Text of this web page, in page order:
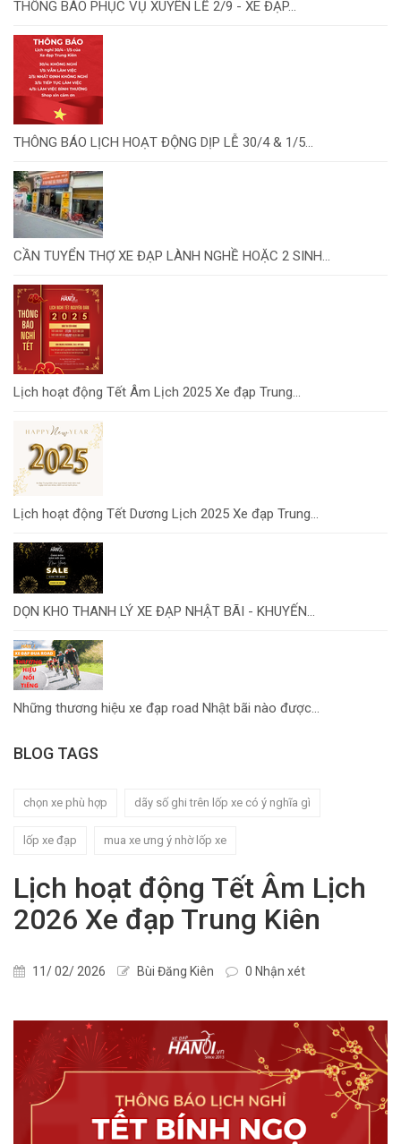
THÔNG BÁO PHỤC VỤ XUYÊN LỄ 2/9 - XE ĐẠP...
THÔNG BÁO LỊCH HOẠT ĐỘNG DỊP LỄ 30/4 & 1/5...
CẦN TUYỂN THỢ XE ĐẠP LÀNH NGHỀ HOẶC 2 SINH...
Lịch hoạt động Tết Âm Lịch 2025 Xe đạp Trung...
Lịch hoạt động Tết Dương Lịch 2025 Xe đạp Trung...
DỌN KHO THANH LÝ XE ĐẠP NHẬT BÃI - KHUYẾN...
Những thương hiệu xe đạp road Nhật bãi nào được...
BLOG TAGS
chọn xe phù hợp dãy số ghi trên lốp xe có ý nghĩa gì
lốp xe đạp mua xe ưng ý nhờ lốp xe
Lịch hoạt động Tết Âm Lịch
2026 Xe đạp Trung Kiên
11/ 02/ 2026 Bùi Đăng Kiên 0 Nhận xét